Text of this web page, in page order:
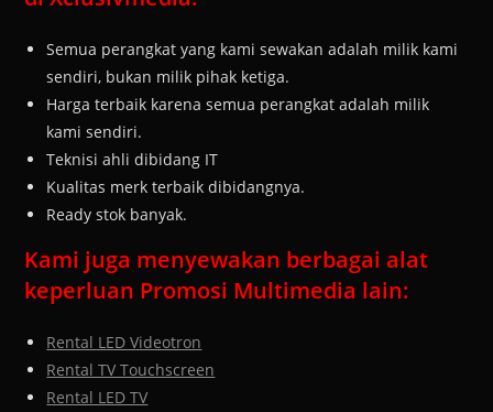
Semua perangkat yang kami sewakan adalah milik kami
sendiri, bukan milik pihak ketiga.
Harga terbaik karena semua perangkat adalah milik
kami sendiri.
Teknisi ahli dibidang IT
Kualitas merk terbaik dibidangnya.
Ready stok banyak.
Kami juga menyewakan berbagai alat
keperluan Promosi Multimedia lain:
Rental LED Videotron
Rental TV Touchscreen
Rental LED TV